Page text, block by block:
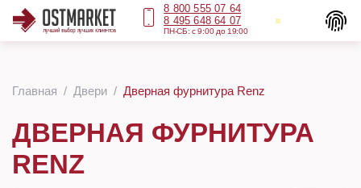
8 800 555 07 64
8 495 648 64 07
ПН-СБ: с 9:00 до 19:00
Главная Двери Дверная фурнитура Renz
ДВЕРНАЯ ФУРНИТУРА
RENZ